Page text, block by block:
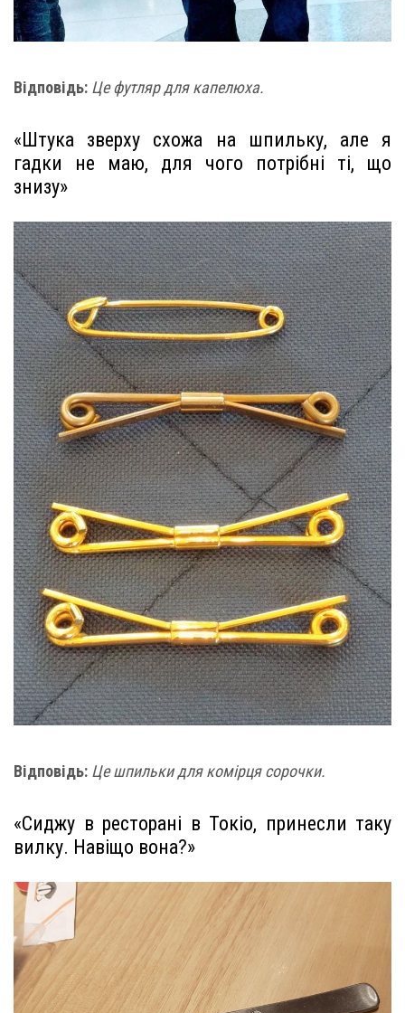
Відповідь: Це футляр для капелюха.
«Штука зверху схожа на шпильку, але я
гадки не маю, для чого потрібні ті, що
знизу»
Відповідь: Це шпильки для комірця сорочки.
«Сиджу в ресторані в Токіо, принесли таку
вилку. Навіщо вона?»